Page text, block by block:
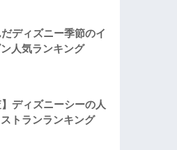
ディズニー季節のイ
人気ランキング
】ディズニーシーの人
トランランキング